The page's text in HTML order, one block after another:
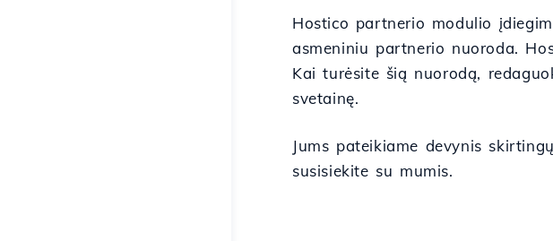
Hostico partnerio modulio
asmeniniu partnerio nuoroda.
Kai turėsite šią nuorodą,
svetainę.
Jums pateikiame devynis
susisiekite su mumis.